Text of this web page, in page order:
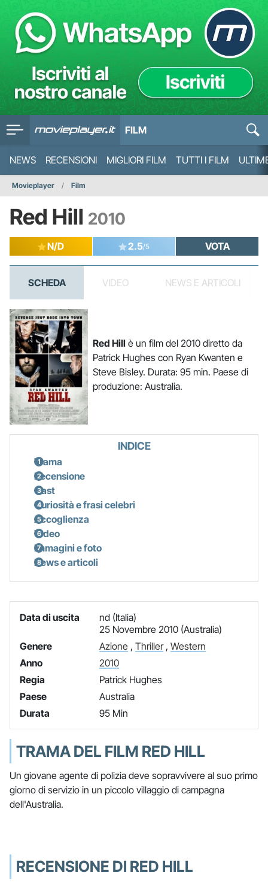
FILM
NEWS RECENSIONI MIGLIORI FILM TUTTI I FILM
Movieplayer Film
Red Hill 2010
N/D 2.5/5 VOTA
SCHEDA VIDEO NEWS E ARTICOLI
Red Hillè un film del 2010 diretto da
Patrick Hughes con Ryan Kwanten e
Steve Bisley. Durata: 95 min. Paese di
produzione: Australia.
INDICE
Trama
Recensione
Cast
Curiosità e frasi celebri
Accoglienza
Video
Immagini e foto
News e articoli
Data di uscita
nd (Italia)
25 Novembre 2010 (Australia)
Genere
Azione, Thriller, Western
Anno
2010
Regia
Patrick Hughes
Paese
Australia
Durata
95 Min
TRAMA DEL FILM RED HILL
Un giovane agente di polizia deve sopravvivere al suo primo
giorno di servizio in un piccolo villaggio di campagna
dell'Australia.
RECENSIONE DI RED HILL